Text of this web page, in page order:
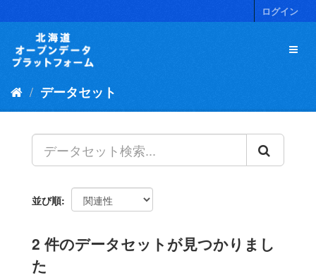
キ
ログイン
データセット
並び順
2 件のデータセットが見つかりまし
た